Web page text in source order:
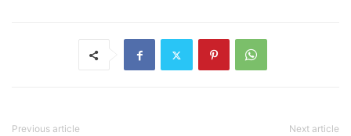
Previous article Next article